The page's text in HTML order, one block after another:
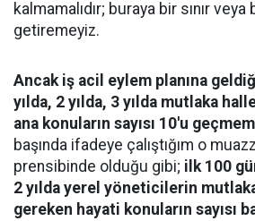
kalmamalıdır; buraya bir sınır
getiremeyiz.
Ancak iş acil eylem planına
yılda, 2 yılda, 3 yılda mutlaka
ana konuların sayısı 10'u
başında ifadeye çalıştığım o
prensibinde olduğu gibi; ilk 100
2 yılda yerel yöneticilerin
gereken hayati konuların sayısı